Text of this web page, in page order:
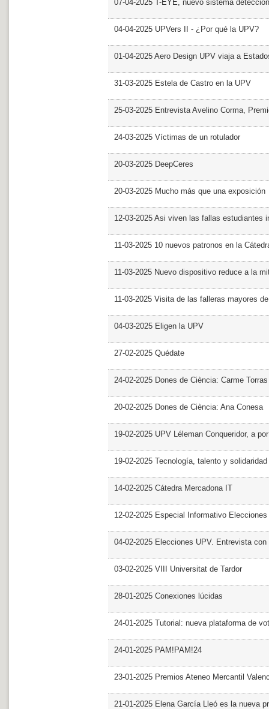
07-04-2025 T-EYE, nuevo sistema
04-04-2025 UPVers II - ¿Por qué la UPV?
01-04-2025 Aero Design UPV viaja a
31-03-2025 Estela de Castro en la UPV
25-03-2025 Entrevista Avelino Corma,
24-03-2025 Víctimas de un rotulador
20-03-2025 DeepCeres
20-03-2025 Mucho más que una exposición
12-03-2025 Asi viven las fallas estudiantes
11-03-2025 10 nuevos patronos en la
11-03-2025 Nuevo dispositivo reduce a la
11-03-2025 Visita de las falleras mayores
04-03-2025 Eligen la UPV
27-02-2025 Quédate
24-02-2025 Dones de Ciència: Carme Torras
20-02-2025 Dones de Ciència: Ana Conesa
19-02-2025 UPV Léleman Conqueridor, a
19-02-2025 Tecnología, talento y
14-02-2025 Cátedra Mercadona IT
12-02-2025 Especial Informativo Elecciones
04-02-2025 Elecciones UPV. Entrevista con
03-02-2025 VIII Universitat de Tardor
28-01-2025 Conexiones lúcidas
24-01-2025 Tutorial: nueva plataforma de
24-01-2025 PAM!PAM!24
23-01-2025 Premios Ateneo Mercantil
21-01-2025 Elena García Lleó es la nueva